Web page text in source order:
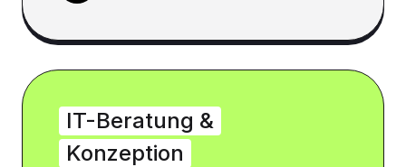
IT-Beratung &
Konzeption